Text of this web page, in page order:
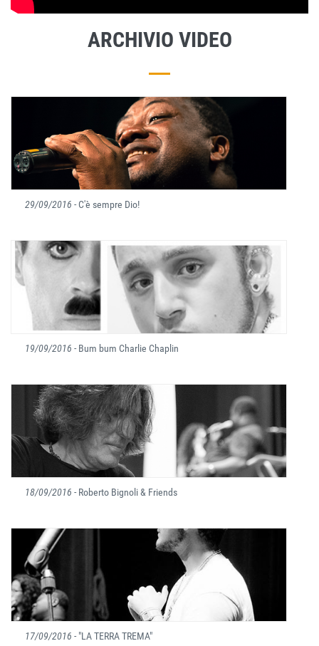
ARCHIVIO VIDEO
29/09/2016 - C'è sempre Dio!
19/09/2016 - Bum bum Charlie Chaplin
18/09/2016 - Roberto Bignoli & Friends
17/09/2016 - "LA TERRA TREMA"